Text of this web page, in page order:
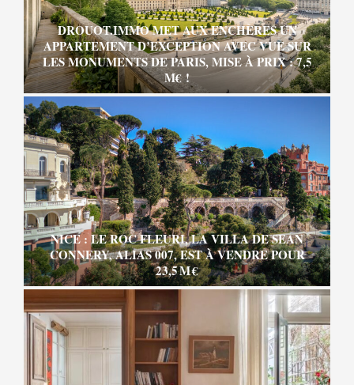
DROUOT.IMMO MET AUX ENCHÈRES UN
APPARTEMENT D’EXCEPTION AVEC VUE SUR
LES MONUMENTS DE PARIS, MISE À PRIX : 7,5
M€ !
NICE : LE ROC FLEURI, LA VILLA DE SEAN
CONNERY, ALIAS 007, EST À VENDRE POUR
23,5 M €